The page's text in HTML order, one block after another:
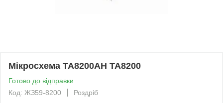
Мікросхема TA8200AH TA8200
Готово до відправки
Код: ЖЗ59-8200
Роздріб